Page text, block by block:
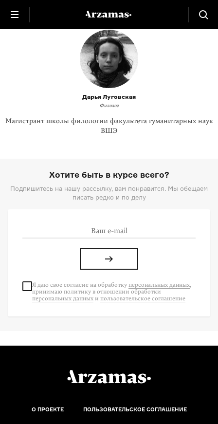
Дарья Луговская
Филолог
Магистрант школы филологии факультета гуманитарных наук
ВШЭ
Хотите быть в курсе всего?
Подпишитесь на нашу рассылку, вам понравится. Мы обещаем
писать редко и по делу
Я даю свое согласие на обработку персональных данных,
принимаю политику в отношении обработки
персональных данных и пользовательское соглашение
О ПРОЕКТЕ ПОЛЬЗОВАТЕЛЬСКОЕ СОГЛАШЕНИЕ